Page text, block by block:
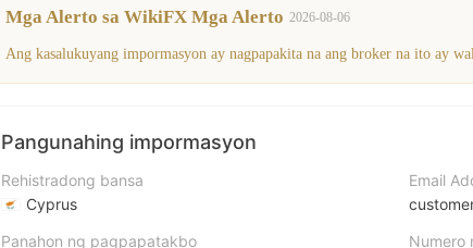
Mga Alerto sa WikiFX Mga Alerto 2026-08-06
Pangunahing impormasyon
Rehistradong bansa
Cyprus
Panahon ng pagpapatakbo
Email
Numero